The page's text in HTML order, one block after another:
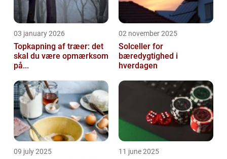
03 january 2026
Topkapning af træer: det
skal du være opmærksom
på...
02 november 2025
Solceller for
bæredygtighed i
hverdagen
09 july 2025 11 june 2025